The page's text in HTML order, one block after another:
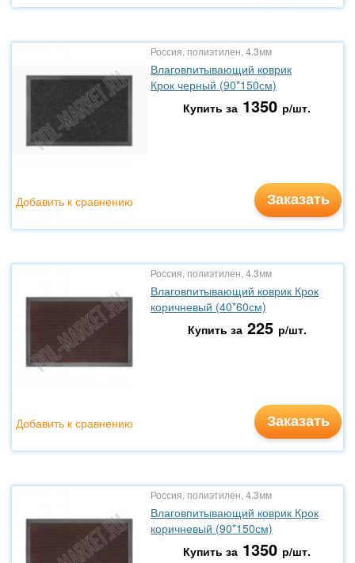
Россия, полиэтилен, 4.3мм
Влаговпитывающий коврик
Крок черный (90*150см)
Купить за 1350 р/шт.
Заказать
Добавить к сравнению
Россия, полиэтилен, 4.3мм
Влаговпитывающий коврик Крок
коричневый (40*60см)
Купить за 225 р/шт.
Заказать
Добавить к сравнению
Россия, полиэтилен, 4.3мм
Влаговпитывающий коврик Крок
коричневый (90*150см)
Купить за 1350 р/шт.